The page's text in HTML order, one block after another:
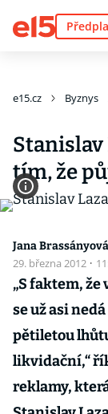
e15.cz Byznys
Stanislav
tím, že
Jana Brassányová
29. března 2012 ·
„S faktem,
se už asi
pětiletou
likvidační,“
reklamy,